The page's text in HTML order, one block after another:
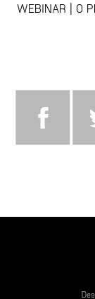
WEBINAR | O